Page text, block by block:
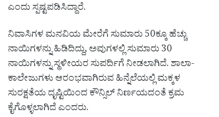
ಎಂದು ಸ್ಪಷ್ಟಪಡಿಸಿದ್ದಾರೆ.
ನಿವಾಸಿಗಳ ಮನವಿಯ ಮೇರೆಗೆ ಸುಮಾರು 50ಕ್ಕೂ ಹೆಚ್ಚು
ನಾಯಿಗಳನ್ನು ಹಿಡಿದಿದ್ದು, ಅವುಗಳಲ್ಲಿ ಸುಮಾರು 30
ನಾಯಿಗಳನ್ನು ಸ್ಥಳೀಯರ ಸುಪರ್ದಿಗೆ ನೀಡಲಾಗಿದೆ. ಶಾಲಾ-
ಕಾಲೇಜುಗಳು ಆರಂಭವಾಗಿರುವ ಹಿನ್ನೆಲೆಯಲ್ಲಿ ಮಕ್ಕಳ
ಸುರಕ್ಷತೆಯ ದೃಷ್ಟಿಯಿಂದ ಕೌನ್ಸಿಲ್ ನಿರ್ಣಯದಂತೆ ಕ್ರಮ
ಕೈಗೊಳ್ಳಲಾಗಿದೆ ಎಂದರು.